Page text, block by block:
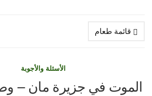
قائمة طعام
الأسئلة والأجوبة
الموت في جزيرة مان –